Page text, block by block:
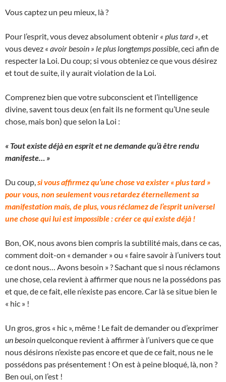
Vous captez un peu mieux, là ?
Pour l’esprit, vous devez absolument obtenir « plus tard » , et
vous devez « avoir besoin » le plus longtemps possible , ceci afin de
respecter la Loi. Du coup; si vous obteniez ce que vous désirez
et tout de suite, il y aurait violation de la Loi.
Comprenez bien que votre subconscient et l’intelligence
divine, savent tous deux (en fait ils ne forment qu’Une seule
chose, mais bon) que selon la Loi :
« Tout existe déjà en esprit et ne demande qu’à être rendu
manifeste… »
Du coup, si vous affirmez qu’une chose va exister « plus tard »
pour vous, non seulement vous retardez éternellement sa
manifestation mais, de plus, vous réclamez de l’esprit universel
une chose qui lui est impossible : créer ce qui existe déjà !
Bon, OK, nous avons bien compris la subtilité mais, dans ce cas,
comment doit-on « demander » ou « faire savoir à l’univers tout
ce dont nous… Avons besoin » ? Sachant que si nous réclamons
une chose, cela revient à affirmer que nous ne la possédons pas
et que, de ce fait, elle n’existe pas encore. Car là se situe bien le
« hic » !
Un gros, gros « hic », même ! Le fait de demander ou d’exprimer
un besoinquelconque revient à affirmer à l’univers que ce que
nous désirons n’existe pas encore et que de ce fait, nous ne le
possédons pas présentement ! On est à peine bloqué, là, non ?
Ben oui, on l’est !